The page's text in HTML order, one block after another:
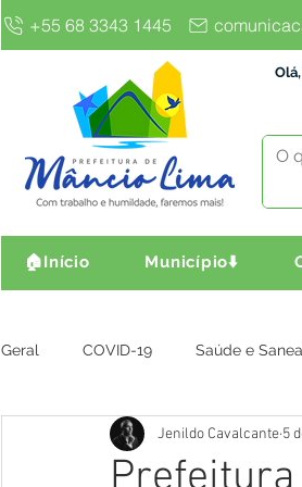
+55 68 3343 1445
🏠Início Município⬇️
Geral COVID-19 Saúde e
Gestão e Finanças Infra, Obra
Jenildo Cavalcante 5